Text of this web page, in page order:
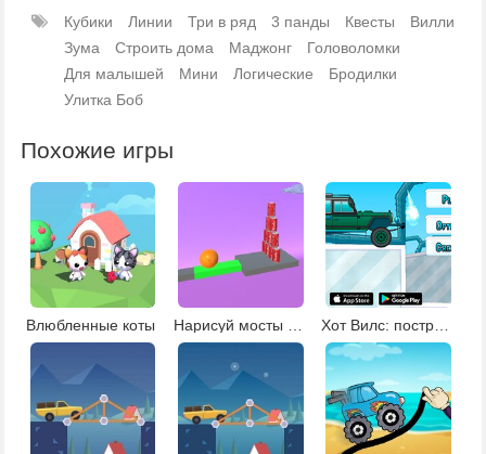
Кубики Линии Три в ряд 3 панды Квесты
Вилли
Зума
Строить дома Маджонг
Головоломки
Для малышей
Мини Логические
Бродилки
Улитка Боб
Похожие игры
Влюбленные коты Хот Вилс: построй переправу